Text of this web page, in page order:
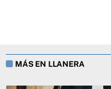
MÁS EN LLANERA